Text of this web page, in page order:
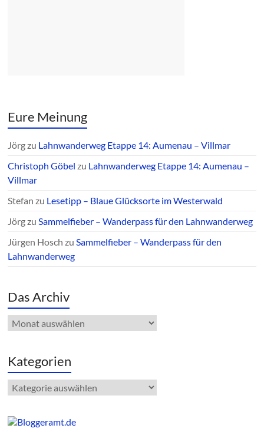
Eure Meinung
Jörgzu Lahnwanderweg Etappe 14: Aumenau – Villmar
Christoph Göbel zu Lahnwanderweg Etappe 14: Aumenau –
Villmar
Stefan zu Lesetipp – Blaue Glücksorte im Westerwald
Jörgzu Sammelfieber – Wanderpass für den Lahnwanderweg
Jürgen Hosch zu Sammelfieber – Wanderpass für den
Lahnwanderweg
Das Archiv
Das
Archiv
Kategorien
Kategorien